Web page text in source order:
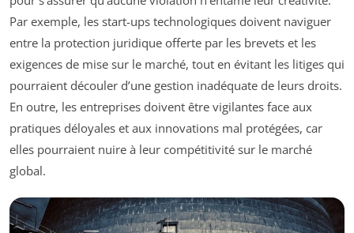
Par exemple, les start-ups technologiques doivent naviguer
entre la protection juridique offerte par les brevets et les
exigences de mise sur le marché, tout en évitant les litiges qui
pourraient découler d’une gestion inadéquate de leurs droits.
En outre, les entreprises doivent être vigilantes face aux
pratiques déloyales et aux innovations mal protégées, car
elles pourraient nuire à leur compétitivité sur le marché
global.